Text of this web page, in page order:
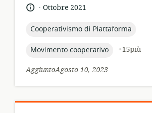
lingua:
.
data
pubblicazione:
Ottobre 2021
topic:
Cooperativismo di Piattaforma
topic:
Movimento cooperativo
+15più
AggiuntoAgosto 10, 2023